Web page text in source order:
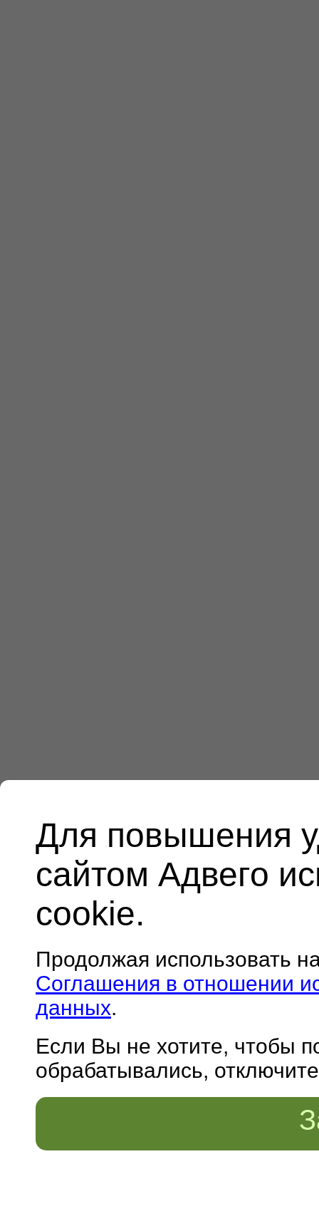
Для повышения
сайтом Адвего
cookie.
Продолжая использовать
Соглашения в отношении
данных.
Если Вы не хотите, чтобы
обрабатывались,